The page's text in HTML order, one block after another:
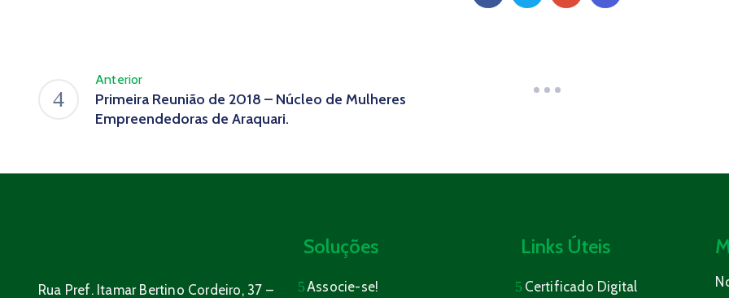
Anterior
Primeira Reunião de 2018 – Núcleo de Mulheres
Empreendedoras de Araquari.
Rua Pref. Itamar Bertino Cordeiro, 37 –
Soluções
Associe-se!
Links Úteis
Certificado Digital